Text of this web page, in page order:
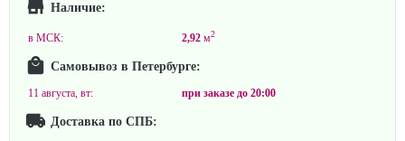
Наличие:
в МСК: 2,92 м2
Самовывоз в Петербурге:
11 августа, вт: при заказе до 20:00
Доставка по СПБ: